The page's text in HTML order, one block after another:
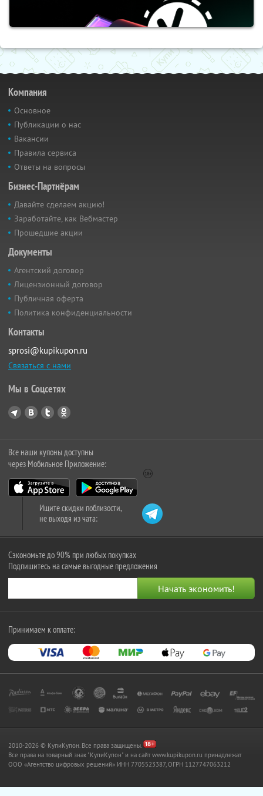
Компания
Основное
Публикации о нас
Вакансии
Правила сервиса
Ответы на вопросы
Бизнес-Партнёрам
Давайте сделаем акцию!
Заработайте, как Вебмастер
Прошедшие акции
Документы
Агентский договор
Лицензионный договор
Публичная оферта
Политика конфиденциальности
Контакты
sprosi@kupikupon.ru
Связаться с нами
Мы в Соцсетях
Все наши купоны доступны
через Мобильное Приложение:
Ищите скидки поблизости,
не выходя из чата:
Сэкономьте до 90% при любых покупках
Подпишитесь на самые выгодные предложения
Принимаем к оплате:
2010-2026 © КупиКупон. Все права защищены.
Все права на товарный знак "КупиКупон" и на сайт www.kupikupon.ru принадлежат
OOO «Агентство цифровых решений» ИНН 7705523387, ОГРН 1127747063212